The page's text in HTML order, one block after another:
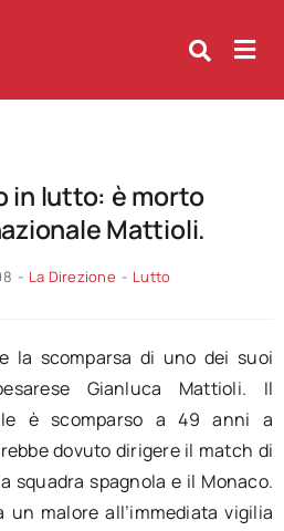
in lutto: è morto
Mattioli.
- La Direzione - Lutto
la scomparsa di uno dei suoi
Gianluca Mattioli. Il
è scomparso a 49 anni a
dovuto dirigere il match di
squadra spagnola e il Monaco.
malore all’immediata vigilia